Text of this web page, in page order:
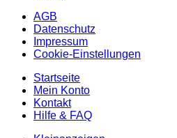
AGB
Datenschutz
Impressum
Cookie-Einstellungen
Startseite
Mein Konto
Kontakt
Hilfe & FAQ